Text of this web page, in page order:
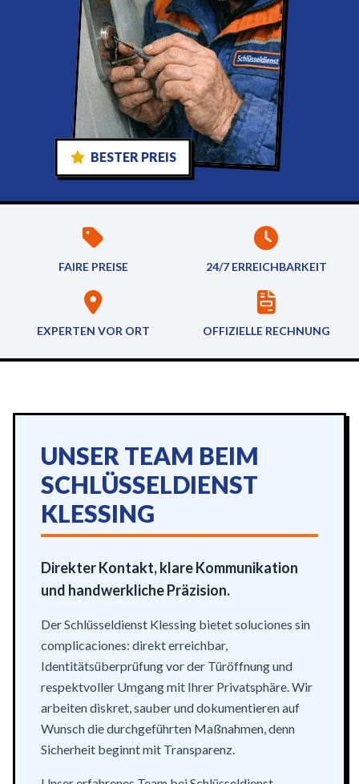
BESTER PREIS
FAIRE PREISE 24/7 ERREICHBARKEIT
EXPERTEN VOR ORT OFFIZIELLE RECHNUNG
UNSER TEAM BEIM
SCHLÜSSELDIENST
KLESSING
Direkter Kontakt, klare Kommunikation
und handwerkliche Präzision.
Der Schlüsseldienst Klessing bietet soluciones sin
complicaciones: direkt erreichbar,
Identitätsüberprüfung vor der Türöffnung und
respektvoller Umgang mit Ihrer Privatsphäre. Wir
arbeiten diskret, sauber und dokumentieren auf
Wunsch die durchgeführten Maßnahmen, denn
Sicherheit beginnt mit Transparenz.